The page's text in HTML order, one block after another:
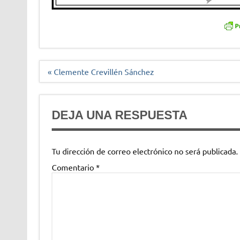
Navegación
« Clemente Crevillén Sánchez
DEJA UNA RESPUESTA
Tu dirección de correo electrónico no será publicada.
Comentario *